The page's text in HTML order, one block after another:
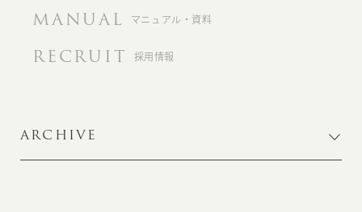
MANUAL マニュアル・資料
RECRUIT 採用情報
ARCHIVE